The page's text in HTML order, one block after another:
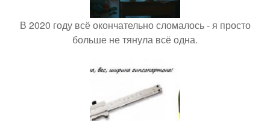
В 2020 году всё окончательно сломалось - я просто
больше не тянула всё одна.